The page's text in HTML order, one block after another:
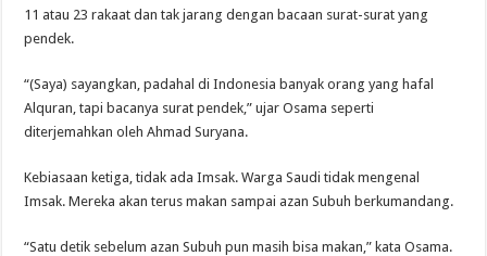
11 atau 23 rakaat dan tak jarang dengan bacaan surat-surat yang
pendek.
“(Saya) sayangkan, padahal di Indonesia banyak orang yang hafal
Alquran, tapi bacanya surat pendek,” ujar Osama seperti
diterjemahkan oleh Ahmad Suryana.
Kebiasaan ketiga, tidak ada Imsak. Warga Saudi tidak mengenal
Imsak. Mereka akan terus makan sampai azan Subuh berkumandang.
“Satu detik sebelum azan Subuh pun masih bisa makan,” kata Osama.